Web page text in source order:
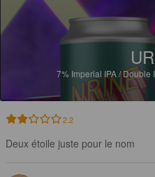
7% Imperial IPA / Double
2.2
Deux étoile juste pour le nom